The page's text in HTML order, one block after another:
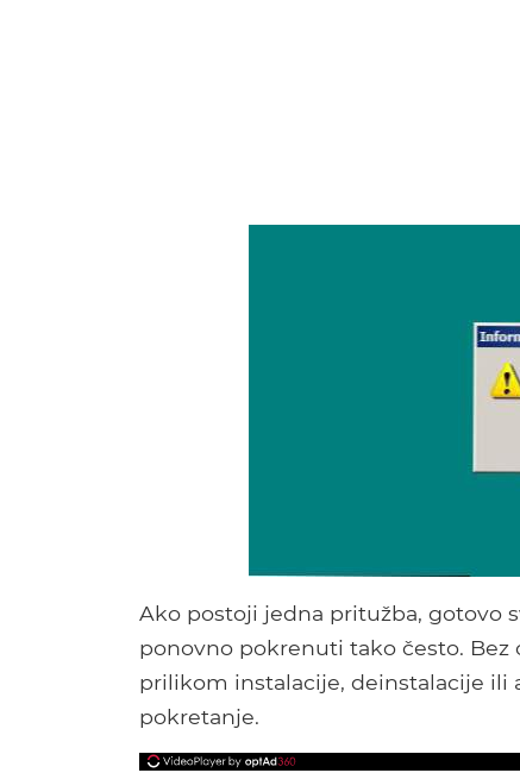
Ako postoji jedna pritužba, gotovo
ponovno pokrenuti tako često. Bez
prilikom instalacije, deinstalacije ili
pokretanje.